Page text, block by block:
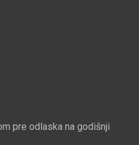
pre odlaska na godišnji